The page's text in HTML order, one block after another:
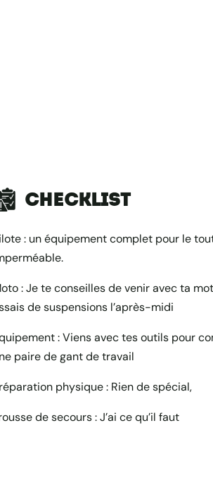
Checklist
: un équipement complet pour le
: Je te conseilles de venir avec ta
de suspensions l’après-midi
: Viens avec tes outils pour
paire de gant de travail
physique : Rien de spécial,
de secours : J’ai ce qu’il faut